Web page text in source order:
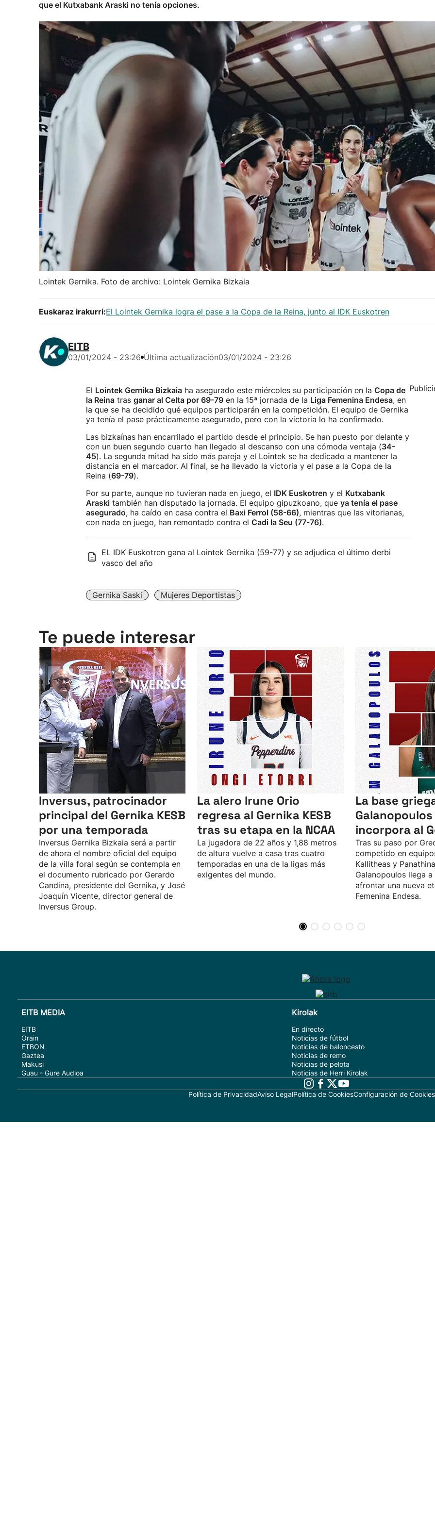
que el Kutxabank Araski no tenía opciones.
Lointek Gernika. Foto de archivo: Lointek Gernika Bizkaia
Euskaraz irakurri:El Lointek Gernika logra el pase a la Copa de la Reina, junto al IDK Euskotren
EITB
03/01/2024 - 23:26 Última actualización03/01/2024 - 23:26
El Lointek Gernika Bizkaia ha asegurado este miércoles su participación en la Copa de
la Reina tras ganar al Celta por 69-79 en la 15ª jornada de la Liga Femenina Endesa, en
la que se ha decidido qué equipos participarán en la competición. El equipo de Gernika
ya tenía el pase prácticamente asegurado, pero con la victoria lo ha confirmado.
Las bizkaínas han encarrilado el partido desde el principio. Se han puesto por delante y
con un buen segundo cuarto han llegado al descanso con una cómoda ventaja (34-
45). La segunda mitad ha sido más pareja y el Lointek se ha dedicado a mantener la
distancia en el marcador. Al final, se ha llevado la victoria y el pase a la Copa de la
Reina (69-79).
Por su parte, aunque no tuvieran nada en juego, el IDK Euskotren y el Kutxabank
Araski también han disputado la jornada. El equipo gipuzkoano, que ya tenía el pase
asegurado, ha caído en casa contra el Baxi Ferrol (58-66), mientras que las vitorianas,
con nada en juego, han remontado contra el Cadi la Seu (77-76).
EL IDK Euskotren gana al Lointek Gernika (59-77) y se adjudica el último derbi
vasco del año
Gernika Saski Mujeres Deportistas
Te puede interesar
Inversus, patrocinador
principal del Gernika KESB
por una temporada
Inversus Gernika Bizkaia será a partir
de ahora el nombre oficial del equipo
de la villa foral según se contempla en
el documento rubricado por Gerardo
Candina, presidente del Gernika, y José
Joaquín Vicente, director general de
Inversus Group.
La alero Irune Orio
regresa al Gernika KESB
tras su etapa en la NCAA
La jugadora de 22 años y 1,88 metros
de altura vuelve a casa tras cuatro
temporadas en una de la ligas más
exigentes del mundo.
La base
incorpora al
Tras su paso por
competido en
Kallitheas y
Galanopoulos llega
afrontar una nueva
Femenina Endesa.
EITB MEDIA
EITB
Orain
ETBON
Gaztea
Makusi
Guau - Gure Audioa
Kirolak
En directo
Noticias de fútbol
Noticias de baloncesto
Noticias de remo
Noticias de pelota
Noticias de Herri Kirolak
Política de PrivacidadAviso LegalPolítica de CookiesConfiguración de Cookies